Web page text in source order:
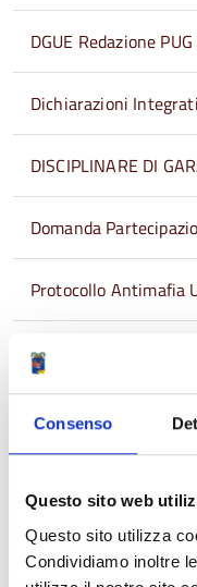
Consenso
Questo sito web
Questo sito utilizza
Condividiamo inoltre
DGUE Redazione
Dichiarazioni
DISCIPLINARE DI
Domanda
Protocollo Antimafia
REQUISITI DI
INDIZIONE GARA
NOMINA